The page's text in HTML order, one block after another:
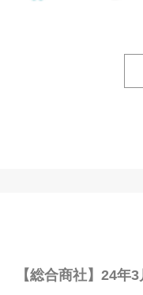
【総合商社】24